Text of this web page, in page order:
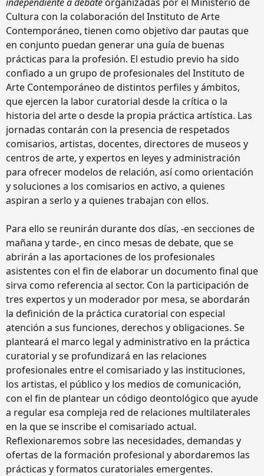
Cultura con la colaboración del Instituto de Arte
Contemporáneo, tienen como objetivo dar pautas que
en conjunto puedan generar una guía de buenas
prácticas para la profesión. El estudio previo ha sido
confiado a un grupo de profesionales del Instituto de
Arte Contemporáneo de distintos perfiles y ámbitos,
que ejercen la labor curatorial desde la crítica o la
historia del arte o desde la propia práctica artística. Las
jornadas contarán con la presencia de respetados
comisarios, artistas, docentes, directores de museos y
centros de arte, y expertos en leyes y administración
para ofrecer modelos de relación, así como orientación
y soluciones a los comisarios en activo, a quienes
aspiran a serlo y a quienes trabajan con ellos.
Para ello se reunirán durante dos días, -en secciones de
mañana y tarde-, en cinco mesas de debate, que se
abrirán a las aportaciones de los profesionales
asistentes con el fin de elaborar un documento final que
sirva como referencia al sector. Con la participación de
tres expertos y un moderador por mesa, se abordarán
la definición de la práctica curatorial con especial
atención a sus funciones, derechos y obligaciones. Se
planteará el marco legal y administrativo en la práctica
curatorial y se profundizará en las relaciones
profesionales entre el comisariado y las instituciones,
los artistas, el público y los medios de comunicación,
con el fin de plantear un código deontológico que ayude
a regular esa compleja red de relaciones multilaterales
en la que se inscribe el comisariado actual.
Reflexionaremos sobre las necesidades, demandas y
ofertas de la formación profesional y abordaremos las
prácticas y formatos curatoriales emergentes.